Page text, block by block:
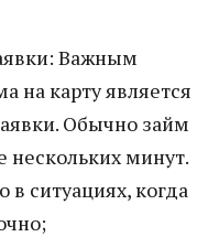
Важным
на карту является
Обычно займ
нескольких минут.
в ситуациях, когда